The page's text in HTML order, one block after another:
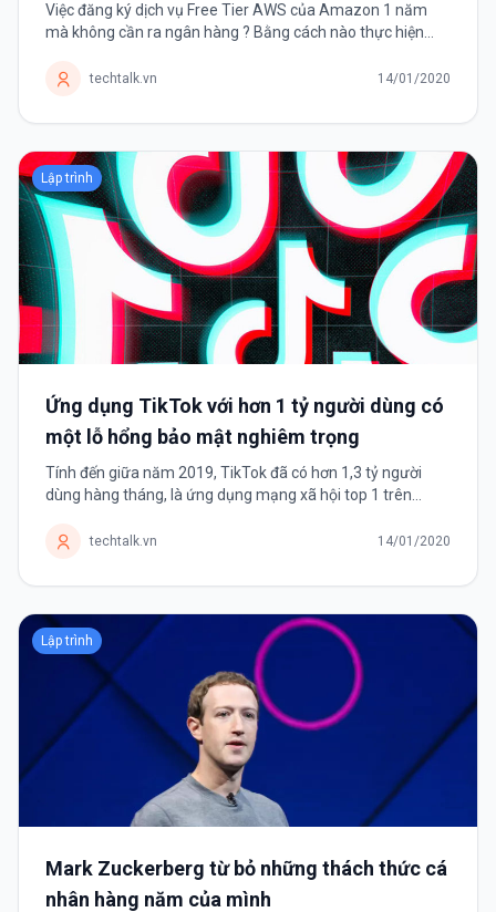
Việc đăng ký dịch vụ Free Tier AWS của Amazon 1 năm
mà không cần ra ngân hàng ? Bằng cách nào thực hiện
(Amazon Web Services) là sản phẩm...
techtalk.vn 14/01/2020
Lập trình
Ứng dụng TikTok với hơn 1 tỷ người dùng có
một lỗ hổng bảo mật nghiêm trọng
Tính đến giữa năm 2019, TikTok đã có hơn 1,3 tỷ người
dùng hàng tháng, là ứng dụng mạng xã hội top 1 trên
chia sẻ những video ngắn,...
techtalk.vn 14/01/2020
Lập trình
Mark Zuckerberg từ bỏ những thách thức cá
nhân hàng năm của mình